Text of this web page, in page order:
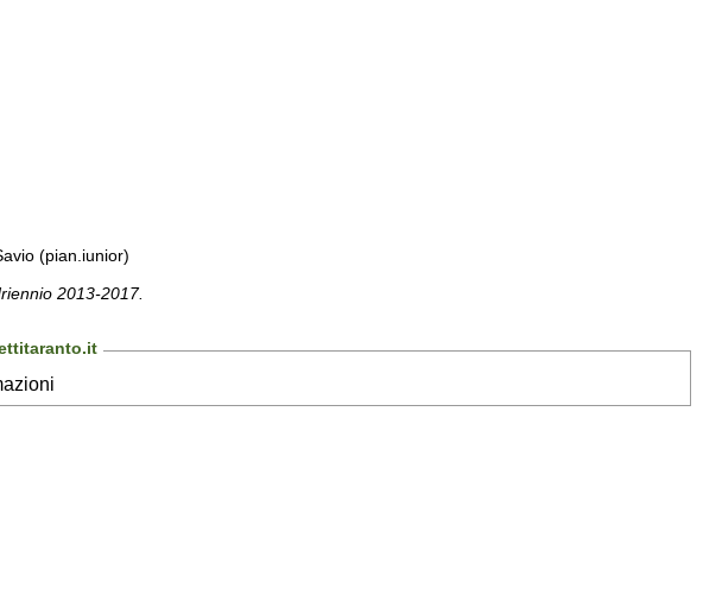
(pian.iunior)
2013-2017.